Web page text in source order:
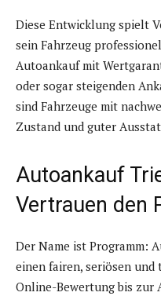
Diese Entwicklung spielt
sein Fahrzeug
Autoankauf mit
oder sogar steigenden
sind Fahrzeuge mit
Zustand und guter
Autoankauf
Vertrauen den
Der Name ist Programm:
einen fairen, seriösen und
Online-Bewertung bis zur